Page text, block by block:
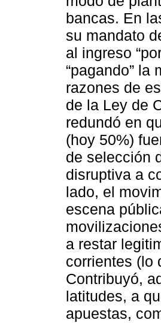
bancas. En
su mandato
al ingreso
“pagando”
razones de
de la Ley de
redundó en
(hoy 50%)
de selección
disruptiva a
lado, el
escena
a restar
corrientes (lo
Contribuyó,
latitudes, a
apuestas,